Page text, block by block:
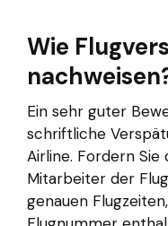
Wie
Ein sehr guter
schriftliche
Airline. Fordern
Mitarbeiter der
genauen